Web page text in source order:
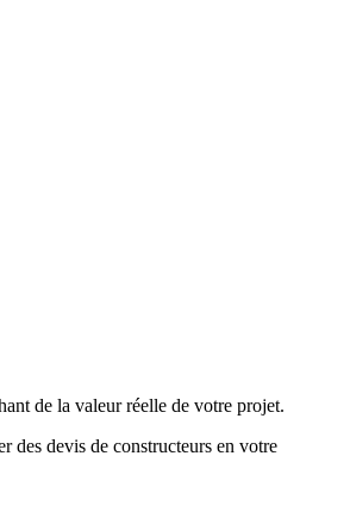
de la valeur réelle de votre projet.
des devis de constructeurs en votre